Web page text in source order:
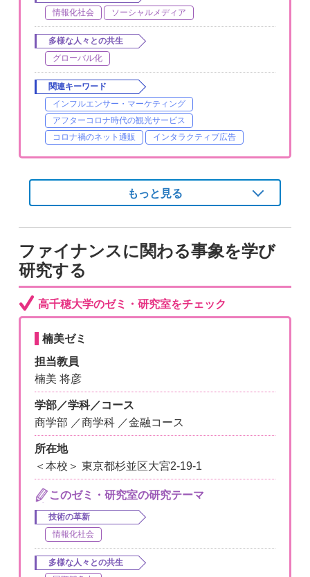
情報化社会
ソーシャルメディア
多様な人々との共生
グローバル化
関連キーワード
インフルエンサー・マーケティング
アフターコロナ時代の観光サービス
コロナ禍のネット通販
インタラクティブ広告
もっと見る
ファイナンスに関わる事象を学び
研究する
高千穂大学のゼミ・研究室をチェック
楠美ゼミ
担当教員
楠美 将彦
学部／学科／コース
商学部 ／商学科 ／金融コース
所在地
＜本校＞ 東京都杉並区大宮2-19-1
このゼミ・研究室の研究テーマ
技術の革新
情報化社会
多様な人々との共生